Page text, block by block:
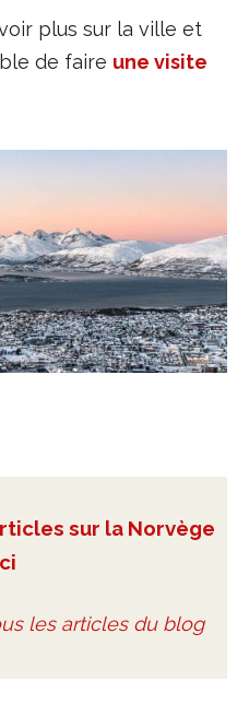
plus sur la ville et
de faire une visite
sur la Norvège
les articles du blog